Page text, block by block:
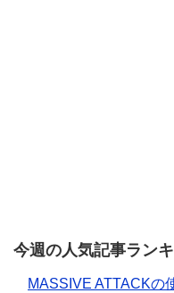
今週の人気記事ラン
MASSIVE ATTACKの